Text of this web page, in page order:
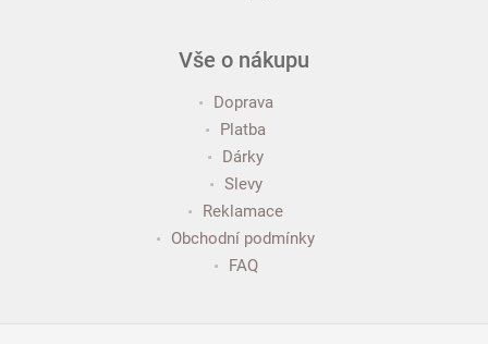
Vše o nákupu
Doprava
Platba
Dárky
Slevy
Reklamace
Obchodní podmínky
FAQ